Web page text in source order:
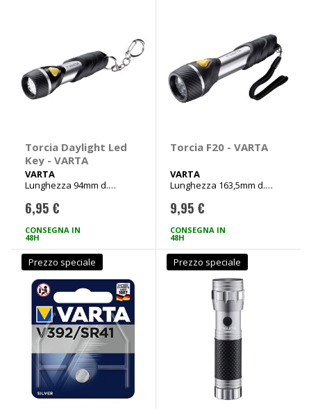
Torcia Daylight Led
Key - VARTA
VARTA
Lunghezza 94mm d.
6,95 €
CONSEGNA IN
48H
Torcia F20 - VARTA
VARTA
Lunghezza 163,5mm d.
9,95 €
CONSEGNA IN
48H
Prezzo speciale Prezzo speciale